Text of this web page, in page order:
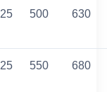
25 500 630
25 550 680